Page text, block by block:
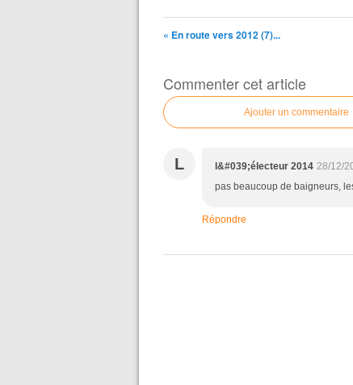
« En route vers 2012 (7)...
Commenter cet article
Ajouter un commentaire
L l&#039;électeur 2014 28/12/
pas beaucoup de baigneurs,
Répondre